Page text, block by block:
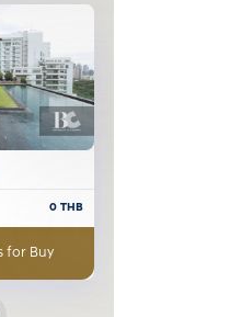
0THB
for Buy